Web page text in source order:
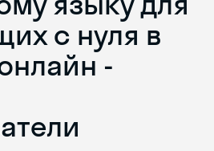
с нуля в
-